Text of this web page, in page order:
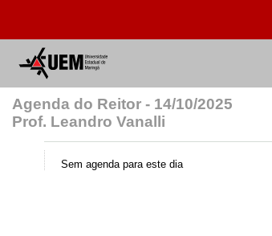
Agenda do Reitor - 14/10/2025
Prof. Leandro Vanalli
Sem agenda para este dia